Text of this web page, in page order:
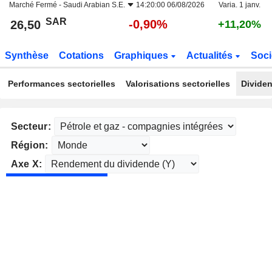
Marché Fermé - Saudi Arabian S.E. 14:20:00 06/08/2026 Varia. 1 janv.
26,50 SAR -0,90% +11,20%
Synthèse Cotations Graphiques Actualités
Performances sectorielles Valorisations sectorielles
Secteur:
Région:
Axe X: